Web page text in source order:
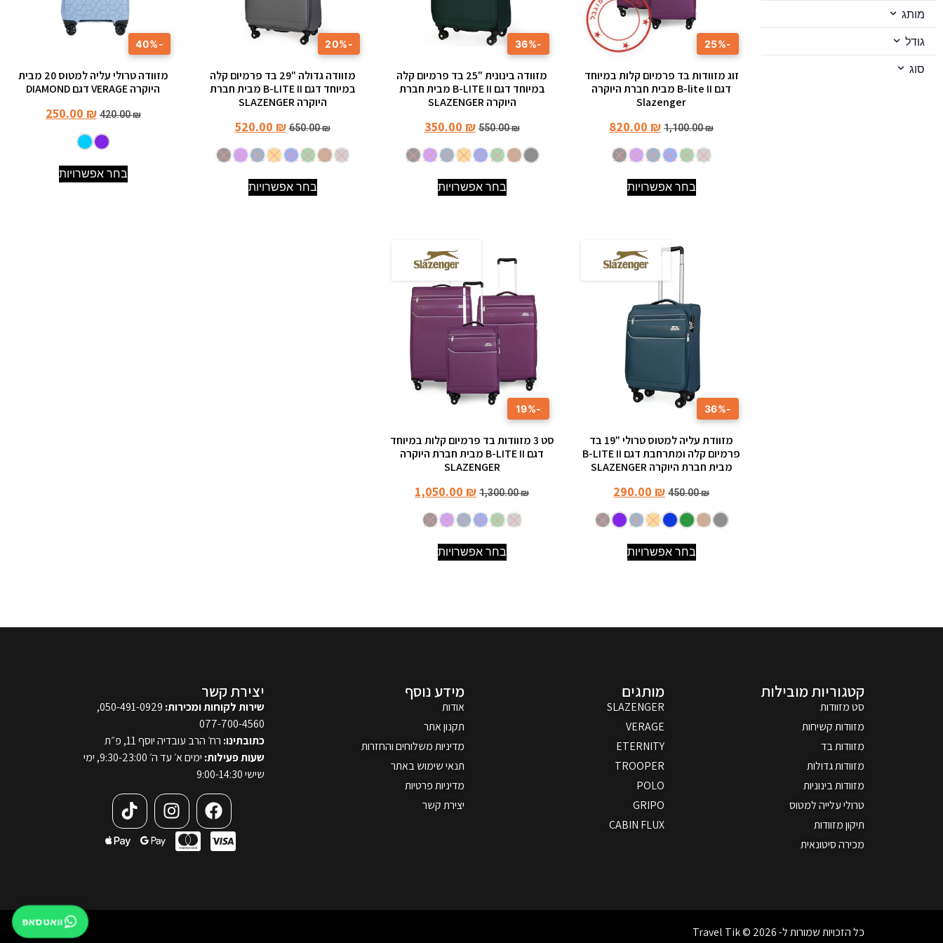
מותג
גודל
סוג
-25%
מ ו
ג
ב
ל ★
★
★
זוג מזוודות בד פרמיום קלות במיוחד
דגם B-lite II מבית חברת היוקרה
Slazenger
1,100.00₪
820.00 ₪
בחר אפשרויות
-36%
מזוודה בינונית "25 בד פרמיום קלה
במיוחד דגם B-LITE II מבית חברת
היוקרה SLAZENGER
550.00₪
350.00 ₪
בחר אפשרויות
-20%
מזוודה גדולה "29 בד פרמיום קלה
במיוחד דגם B-LITE II מבית חברת
היוקרה SLAZENGER
650.00₪
520.00 ₪
בחר אפשרויות
-40%
מזוודה טרולי עליה למטוס 20 מבית
היוקרה VERAGE דגם DIAMOND
420.00₪
250.00 ₪
בחר אפשרויות
-36%
מזוודת עליה למטוס טרולי "19 בד
פרמיום קלה ומתרחבת דגם B-LITE II
מבית חברת היוקרה SLAZENGER
450.00₪
290.00 ₪
בחר אפשרויות
-19%
סט 3 מזוודות בד פרמיום קלות במיוחד
דגם B-LITE II מבית חברת היוקרה
SLAZENGER
1,300.00₪
1,050.00 ₪
בחר אפשרויות
קטגוריות מובילות
סט מזוודות
מזוודות קשיחות
מזוודות בד
מזוודות גדולות
מזוודות בינוניות
טרולי עלייה למטוס
תיקון מזוודות
מכירה סיטונאית
מותגים
SLAZENGER
VERAGE
ETERNITY
TROOPER
POLO
GRIPO
CABIN FLUX
מידע נוסף
אודות
תקנון אתר
מדיניות משלוחים והחזרות
תנאי שימוש באתר
מדיניות פרטיות
יצירת קשר
יצירת קשר
שירות לקוחות ומכירות:
050-491-0929,
077-700-4560
כתובתינו: רח׳ הרב עובדיה יוסף 11, פ״ת
שעות פעילות:
ימים א׳ עד ה׳ 9:30-23:00, ימי
שישי 9:00-14:30
כל הזכויות שמורות ל- Travel Tik © 2026
וואטסאפ